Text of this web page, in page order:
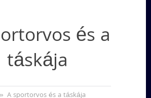
és a
táskája